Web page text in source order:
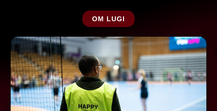
OM LUGI